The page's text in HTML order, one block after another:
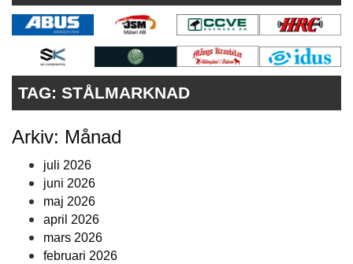
KONTAKT
VÅRA ANDRA MAGASIN
PRENUMERERA
ANNONSERA
TAG: STÅLMARKNAD
Arkiv: Månad
juli 2026
juni 2026
maj 2026
april 2026
mars 2026
februari 2026